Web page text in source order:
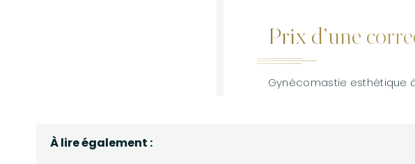
Prix d’une
Gynécomastie esthétique
À lire également :